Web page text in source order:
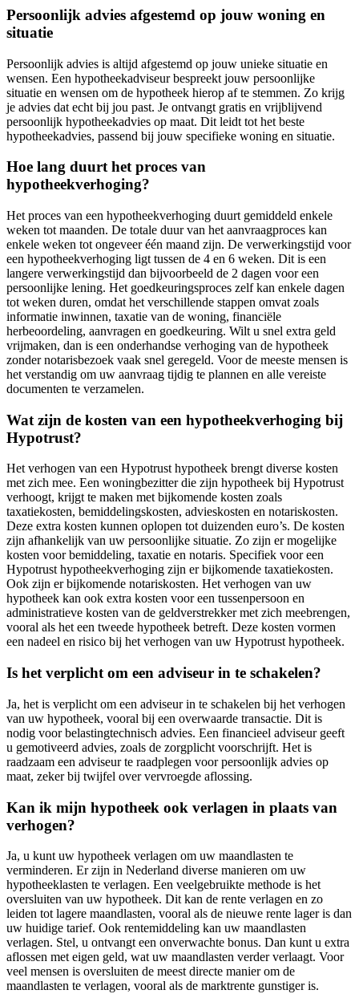
Persoonlijk advies afgestemd op jouw woning en
situatie
Persoonlijk advies is altijd afgestemd op jouw unieke situatie en
wensen. Een hypotheekadviseur bespreekt jouw persoonlijke
situatie en wensen om de hypotheek hierop af te stemmen. Zo krijg
je advies dat echt bij jou past. Je ontvangt gratis en vrijblijvend
persoonlijk hypotheekadvies op maat. Dit leidt tot het beste
hypotheekadvies, passend bij jouw specifieke woning en situatie.
Hoe lang duurt het proces van
hypotheekverhoging?
Het proces van een hypotheekverhoging duurt gemiddeld enkele
weken tot maanden. De totale duur van het aanvraagproces kan
enkele weken tot ongeveer één maand zijn. De verwerkingstijd voor
een hypotheekverhoging ligt tussen de 4 en 6 weken. Dit is een
langere verwerkingstijd dan bijvoorbeeld de 2 dagen voor een
persoonlijke lening. Het goedkeuringsproces zelf kan enkele dagen
tot weken duren, omdat het verschillende stappen omvat zoals
informatie inwinnen, taxatie van de woning, financiële
herbeoordeling, aanvragen en goedkeuring. Wilt u snel extra geld
vrijmaken, dan is een onderhandse verhoging van de hypotheek
zonder notarisbezoek vaak snel geregeld. Voor de meeste mensen is
het verstandig om uw aanvraag tijdig te plannen en alle vereiste
documenten te verzamelen.
Wat zijn de kosten van een hypotheekverhoging bij
Hypotrust?
Het verhogen van een Hypotrust hypotheek brengt diverse kosten
met zich mee. Een woningbezitter die zijn hypotheek bij Hypotrust
verhoogt, krijgt te maken met bijkomende kosten zoals
taxatiekosten, bemiddelingskosten, advieskosten en notariskosten.
Deze extra kosten kunnen oplopen tot duizenden euro’s. De kosten
zijn afhankelijk van uw persoonlijke situatie. Zo zijn er mogelijke
kosten voor bemiddeling, taxatie en notaris. Specifiek voor een
Hypotrust hypotheekverhoging zijn er bijkomende taxatiekosten.
Ook zijn er bijkomende notariskosten. Het verhogen van uw
hypotheek kan ook extra kosten voor een tussenpersoon en
administratieve kosten van de geldverstrekker met zich meebrengen,
vooral als het een tweede hypotheek betreft. Deze kosten vormen
een nadeel en risico bij het verhogen van uw Hypotrust hypotheek.
Is het verplicht om een adviseur in te schakelen?
Ja, het is verplicht om een adviseur in te schakelen bij het verhogen
van uw hypotheek, vooral bij een overwaarde transactie. Dit is
nodig voor belastingtechnisch advies. Een financieel adviseur geeft
u gemotiveerd advies, zoals de zorgplicht voorschrijft. Het is
raadzaam een adviseur te raadplegen voor persoonlijk advies op
maat, zeker bij twijfel over vervroegde aflossing.
Kan ik mijn hypotheek ook verlagen in plaats van
verhogen?
Ja, u kunt uw hypotheek verlagen om uw maandlasten te
verminderen. Er zijn in Nederland diverse manieren om uw
hypotheeklasten te verlagen. Een veelgebruikte methode is het
oversluiten van uw hypotheek. Dit kan de rente verlagen en zo
leiden tot lagere maandlasten, vooral als de nieuwe rente lager is dan
uw huidige tarief. Ook rentemiddeling kan uw maandlasten
verlagen. Stel, u ontvangt een onverwachte bonus. Dan kunt u extra
aflossen met eigen geld, wat uw maandlasten verder verlaagt. Voor
veel mensen is oversluiten de meest directe manier om de
maandlasten te verlagen, vooral als de marktrente gunstiger is.